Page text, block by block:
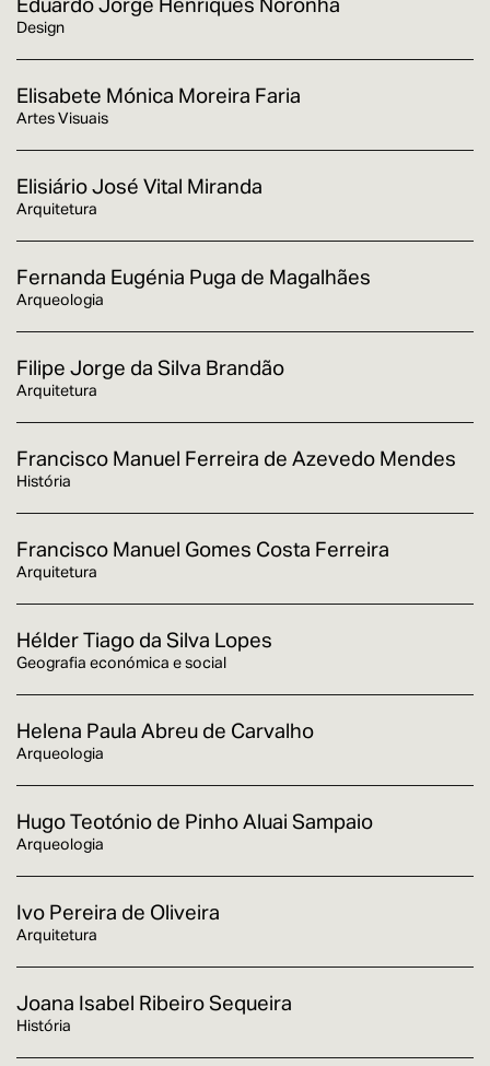
Design
Elisabete Mónica Moreira Faria
Artes Visuais
Elisiário José Vital Miranda
Arquitetura
Fernanda Eugénia Puga de Magalhães
Arqueologia
Filipe Jorge da Silva Brandão
Arquitetura
Francisco Manuel Ferreira de Azevedo Mendes
História
Francisco Manuel Gomes Costa Ferreira
Arquitetura
Hélder Tiago da Silva Lopes
Geografia económica e social
Helena Paula Abreu de Carvalho
Arqueologia
Hugo Teotónio de Pinho Aluai Sampaio
Arqueologia
Ivo Pereira de Oliveira
Arquitetura
Joana Isabel Ribeiro Sequeira
História